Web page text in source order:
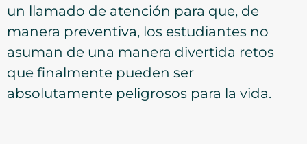
un llamado de atención para que, de
manera preventiva, los estudiantes no
asuman de una manera divertida retos
que finalmente pueden ser
absolutamente peligrosos para la vida.